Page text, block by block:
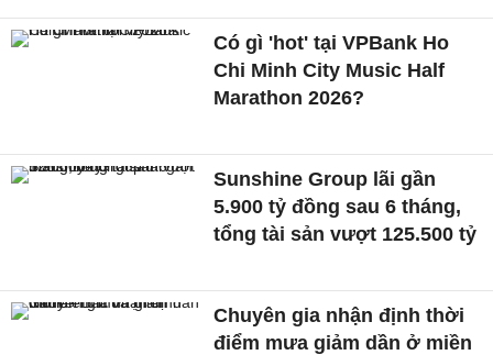
Có gì 'hot' tại VPBank Ho
Chi Minh City Music Half
Marathon 2026?
Sunshine Group lãi gần
5.900 tỷ đồng sau 6 tháng,
tổng tài sản vượt 125.500 tỷ
Chuyên gia nhận định thời
điểm mưa giảm dần ở miền